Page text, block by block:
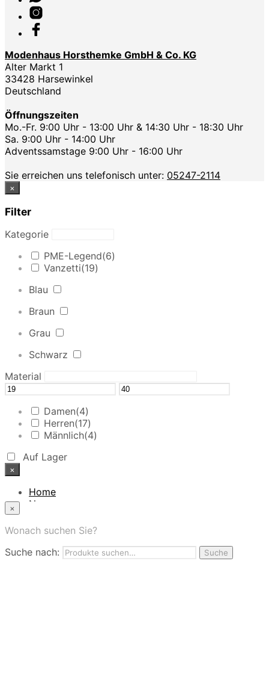
Modenhaus Horsthemke GmbH & Co. KG
Alter Markt 1
33428 Harsewinkel
Deutschland
Öffnungszeiten
Mo.-Fr. 9:00 Uhr - 13:00 Uhr & 14:30 Uhr - 18:30 Uhr
Sa. 9:00 Uhr - 14:00 Uhr
Adventssamstage 9:00 Uhr - 16:00 Uhr
Sie erreichen uns telefonisch unter: 05247-2114
×
Filter
Kategorie
PME-Legend(6)
Vanzetti(19)
Blau
Braun
Grau
Schwarz
Material
Damen(4)
Herren(17)
Männlich(4)
Auf Lager
×
Home
News
App
Nutzungbedingungen
×
Wonach suchen Sie?
Suche nach:
Suche